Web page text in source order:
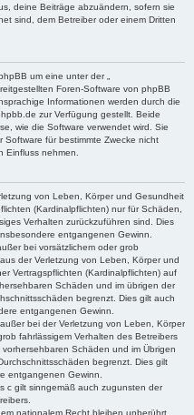
deine Beiträge abzuändern, sofern sie
sind, dem Betreiber oder einem Dritten
um eine unter der „
Foren-Software von phpBB
Informationen werden durch die
zur Verfügung gestellt. Beide
wie die Software verwendet wird. Sie
für bestimmte Zwecke nicht
Einfluss nehmen.
von Leben, Körper und Gesundheit
(Kardinalpflichten) nur für Schäden,
Verhalten zurückzuführen sind. Dies
entgangenen Gewinn.
bei vorsätzlichem oder grob
der Verletzung von Leben, Körper und
Vertragspflichten (Kardinalpflichten) auf
Schäden und im übrigen der
begrenzt. Dies gilt auch
entgangenen Gewinn.
bei der Verletzung von Leben, Körper
fahrlässigem Verhalten des Betreibers
Schäden und im Übrigen
begrenzt. Dies gilt
entgangenen Gewinn.
c gilt sinngemäß auch zugunsten der
nationalem Recht bleiben unberührt.